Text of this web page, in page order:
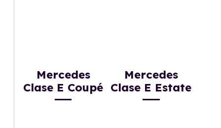
Mercedes
Clase E Coupé
Mercedes
Clase E Estate